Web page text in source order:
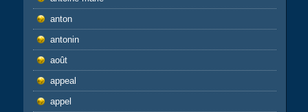
anton
antonin
août
appeal
appel